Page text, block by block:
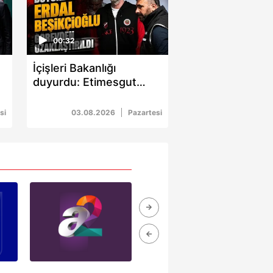
detaylı bilgi için Ayarlar
ve sitemizde ilgili
00:32
İçişleri Bakanlığı
duyurdu: Etimesgut
Beşikçioğlu görevden
03.08.2026 Pazartesi